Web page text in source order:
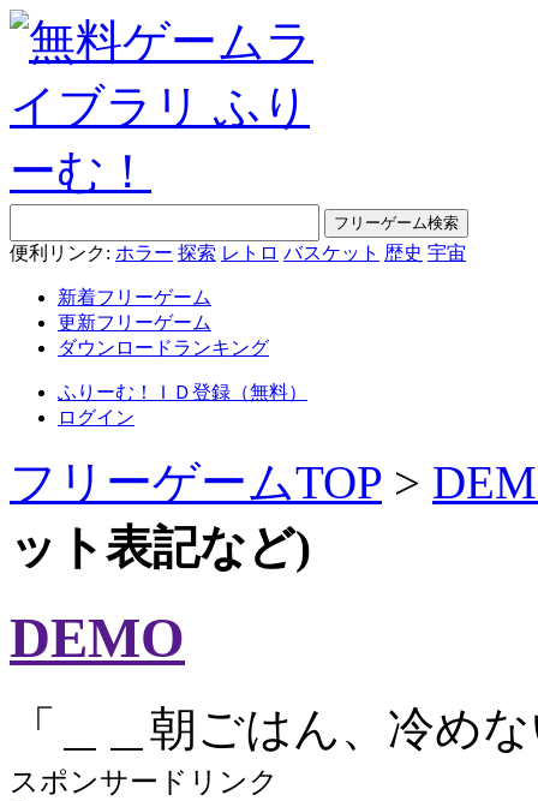
便利リンク: ホラー 探索 レトロ バスケット 歴史 宇宙
新着フリーゲーム
更新フリーゲーム
ダウンロードランキング
ふりーむ！ＩＤ登録（無料）
ログイン
フリーゲームTOP >
ット表記など)
DEMO
「＿＿朝ごはん、冷め
スポンサードリンク